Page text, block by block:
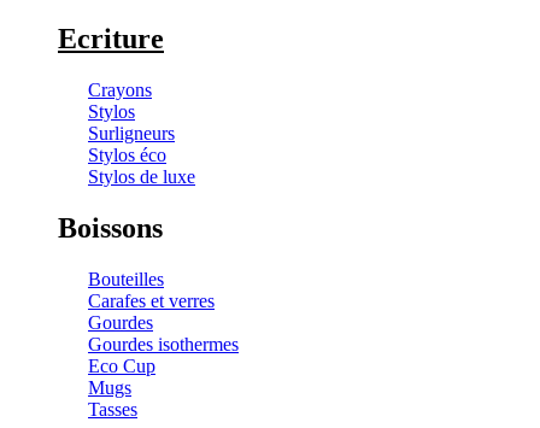
Ecriture
Crayons
Stylos
Surligneurs
Stylos éco
Stylos de luxe
Boissons
Bouteilles
Carafes et verres
Gourdes
Gourdes isothermes
Eco Cup
Mugs
Tasses